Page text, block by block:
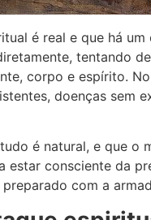
é real e que há
tentando
corpo e espírito.
doenças sem
é natural, e que
estar consciente da
com a